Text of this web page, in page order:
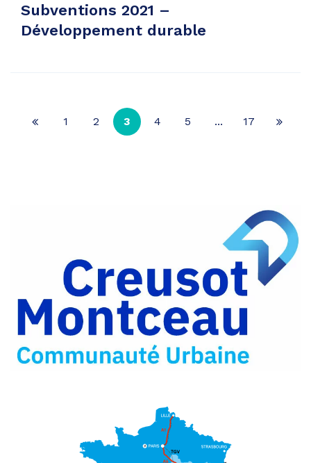
Subventions 2021 –
Développement durable
Page
1 2 3 4 5 ... 17
Page